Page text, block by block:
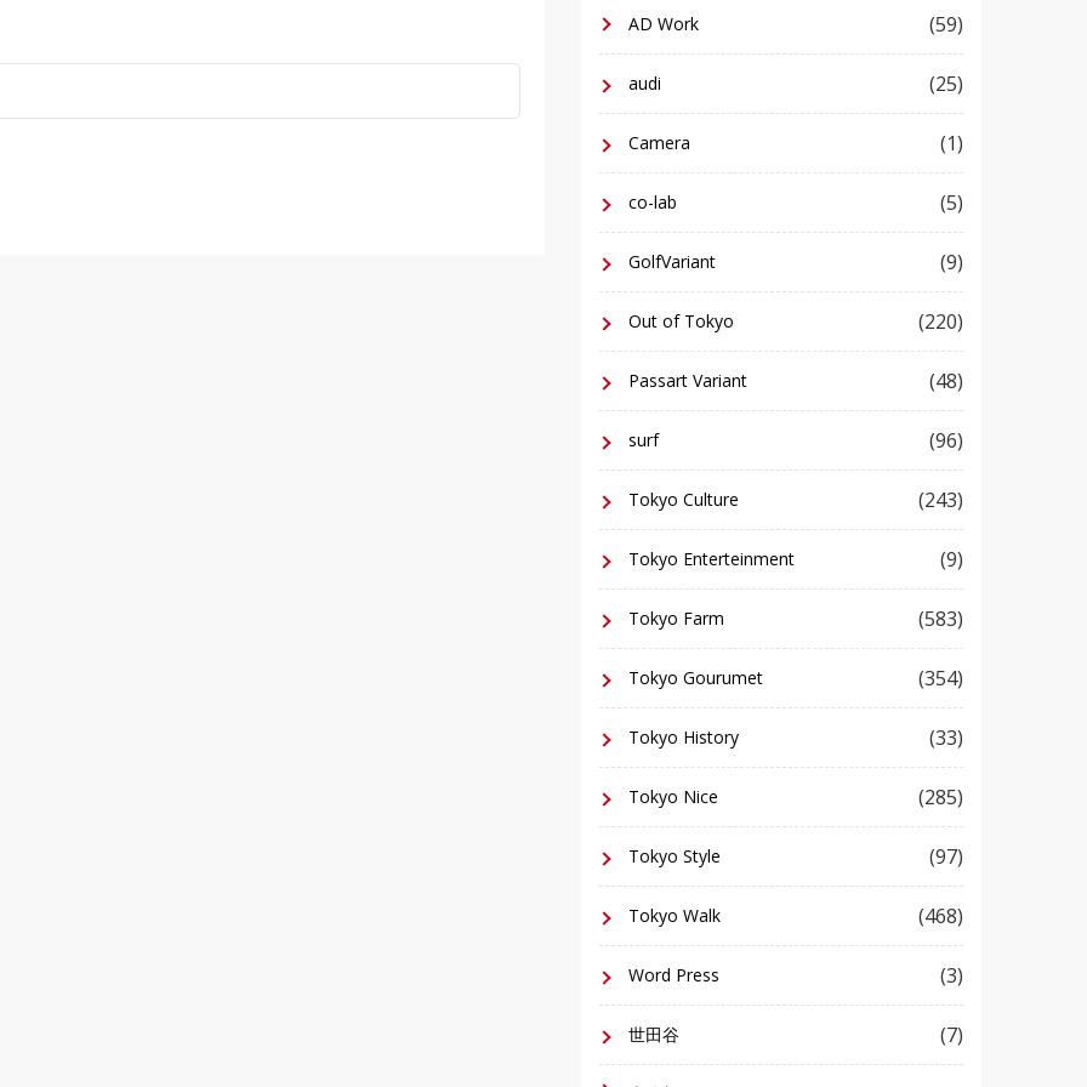
AD Work (59)
audi (25)
Camera (1)
co-lab (5)
GolfVariant (9)
Out of Tokyo (220)
Passart Variant (48)
surf (96)
Tokyo Culture (243)
Tokyo Enterteinment (9)
Tokyo Farm (583)
Tokyo Gourumet (354)
Tokyo History (33)
Tokyo Nice (285)
Tokyo Style (97)
Tokyo Walk (468)
Word Press (3)
世田谷 (7)